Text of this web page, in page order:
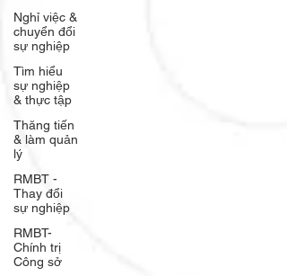
Nghỉ việc &
chuyển đổi
sự nghiệp
Tìm hiểu
sự nghiệp
& thực tập
Thăng tiến
& làm quản
lý
RMBT -
Thay đổi
sự nghiệp
RMBT-
Chính trị
Công sở